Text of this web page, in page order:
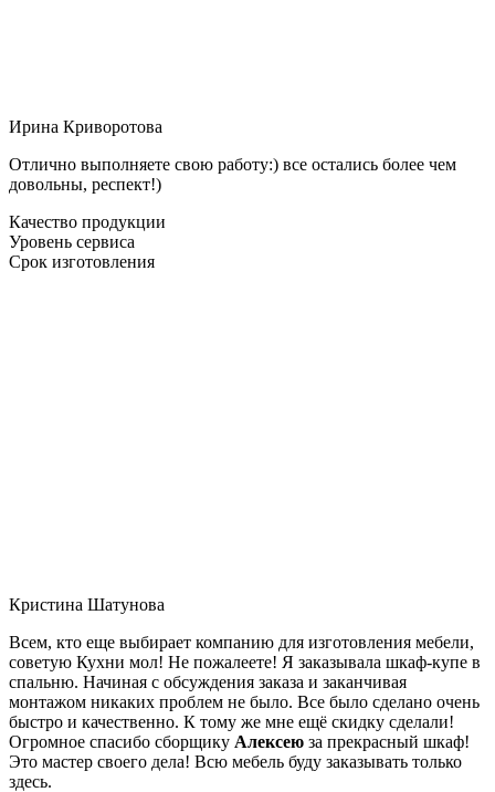
Ирина Криворотова
Отлично выполняете свою работу:) все остались более чем
довольны, респект!)
Качество продукции
Уровень сервиса
Срок изготовления
Кристина Шатунова
Всем, кто еще выбирает компанию для изготовления мебели,
советую Кухни мол! Не пожалеете! Я заказывала шкаф-купе в
спальню. Начиная с обсуждения заказа и заканчивая
монтажом никаких проблем не было. Все было сделано очень
быстро и качественно. К тому же мне ещё скидку сделали!
Огромное спасибо сборщику Алексею за прекрасный шкаф!
Это мастер своего дела! Всю мебель буду заказывать только
здесь.